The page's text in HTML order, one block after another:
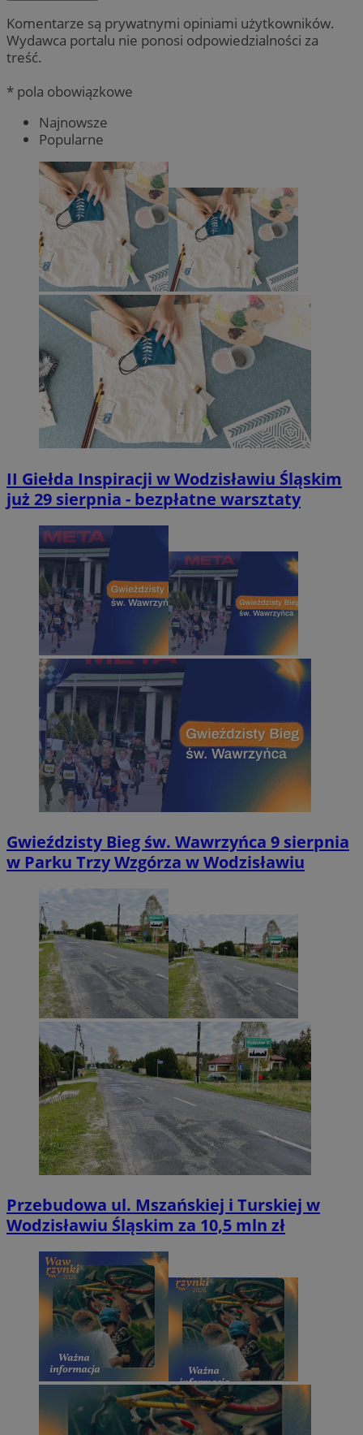
Komentarze są prywatnymi opiniami użytkowników.
Wydawca portalu nie ponosi odpowiedzialności za
treść.
* pola obowiązkowe
Najnowsze
Popularne
II Giełda Inspiracji w Wodzisławiu Śląskim
już 29 sierpnia - bezpłatne warsztaty
Gwieździsty Bieg św. Wawrzyńca 9 sierpnia
w Parku Trzy Wzgórza w Wodzisławiu
Przebudowa ul. Mszańskiej i Turskiej w
Wodzisławiu Śląskim za 10,5 mln zł